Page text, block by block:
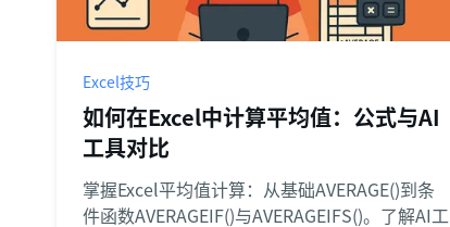
Excel技巧
如何在Excel中计算平均值：公式与AI
工具对比
掌握Excel平均值计算：从基础AVERAGE()到条
件函数AVERAGEIF()与AVERAGEIFS()。了解AI工